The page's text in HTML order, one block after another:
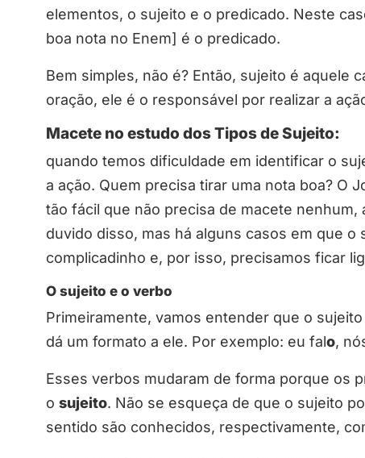
elementos, o sujeito e o predicado. Neste
boa nota no Enem] é o predicado.
Bem simples, não é? Então, sujeito é aquele
oração, ele é o responsável por realizar a
Macete no estudo dos Tipos de Sujeito:
quando temos dificuldade em identificar o
a ação. Quem precisa tirar uma nota boa? O
tão fácil que não precisa de macete
duvido disso, mas há alguns casos em que
complicadinho e, por isso, precisamos ficar
O sujeito e o verbo
Primeiramente, vamos entender que o
dá um formato a ele. Por exemplo: eu falo,
Esses verbos mudaram de forma porque os
o sujeito. Não se esqueça de que o sujeito
sentido são conhecidos, respectivamente,